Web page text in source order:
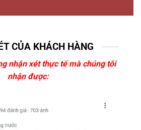
CỦA KHÁCH HÀNG
nhận xét thực tế mà chúng tôi
nhận được: